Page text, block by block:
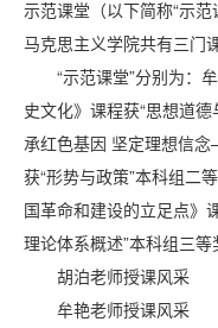
示范课堂（以下简称“示
马克思主义学院共有三门
“示范课堂”分别为：
史文化》课程获“思想道
承红色基因 坚定理想信
获“形势与政策”本科组二
国革命和建设的立足点》
理论体系概述”本科组三等
胡泊老师授课风采
牟艳老师授课风采